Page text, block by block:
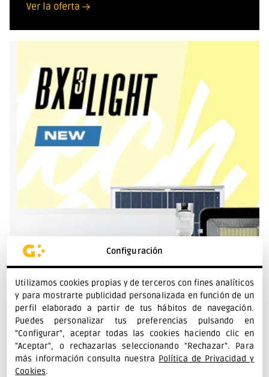
Ver la oferta
Configuración
Utilizamos cookies propias y de terceros con fines analíticos
y para mostrarte publicidad personalizada en función de un
perfil elaborado a partir de tus hábitos de navegación.
Puedes personalizar tus preferencias pulsando en
"Configurar", aceptar todas las cookies haciendo clic en
"Aceptar", o rechazarlas seleccionando "Rechazar". Para
más información consulta nuestra Política de Privacidad y
Cookies.